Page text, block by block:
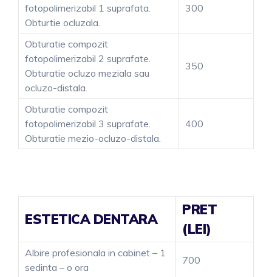
fotopolimerizabil 1 suprafata.
Obturtie ocluzala.
300
Obturatie compozit
fotopolimerizabil 2 suprafate.
Obturatie ocluzo meziala sau
ocluzo-distala.
350
Obturatie compozit
fotopolimerizabil 3 suprafate.
Obturatie mezio-ocluzo-distala.
400
ESTETICA DENTARA
PRET
(LEI)
Albire profesionala in cabinet – 1
sedinta – o ora
700